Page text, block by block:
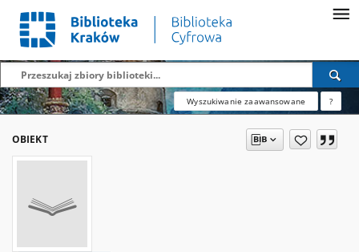
Wyszukiwanie zaawansowane ?
OBIEKT